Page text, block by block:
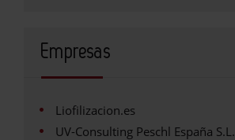
Empresas
Liofilizacion.es
UV-Consulting Peschl España S.L.